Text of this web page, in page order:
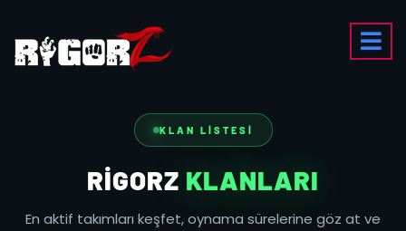
KLAN LISTESI
RIGORZ KLANLARI
En aktif takımları keşfet, oynama sürelerine göz at ve